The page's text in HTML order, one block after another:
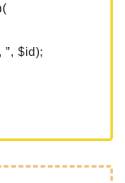
”, $id);